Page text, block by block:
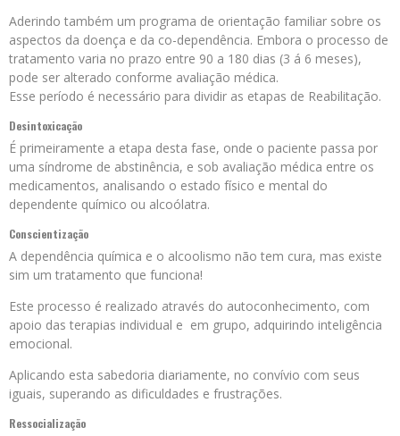
Aderindo também um programa de orientação familiar sobre os
aspectos da doença e da co-dependência. Embora o processo de
tratamento varia no prazo entre 90 a 180 dias (3 á 6 meses),
pode ser alterado conforme avaliação médica.
Esse período é necessário para dividir as etapas de Reabilitação.
Desintoxicação
É primeiramente a etapa desta fase, onde o paciente passa por
uma síndrome de abstinência, e sob avaliação médica entre os
medicamentos, analisando o estado físico e mental do
dependente químico ou alcoólatra.
Conscientização
A dependência química e o alcoolismo não tem cura, mas existe
sim um tratamento que funciona!
Este processo é realizado através do autoconhecimento, com
apoio das terapias individual e em grupo, adquirindo inteligência
emocional.
Aplicando esta sabedoria diariamente, no convívio com seus
iguais, superando as dificuldades e frustrações.
Ressocialização